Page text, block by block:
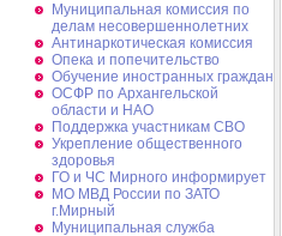
Муниципальная комиссия по
делам несовершеннолетних
Антинаркотическая комиссия
Опека и попечительство
Обучение иностранных граждан
ОСФР по Архангельской
области и НАО
Поддержка участникам СВО
Укрепление общественного
здоровья
ГО и ЧС Мирного информирует
МО МВД России по ЗАТО
г.Мирный
Муниципальная cлужба